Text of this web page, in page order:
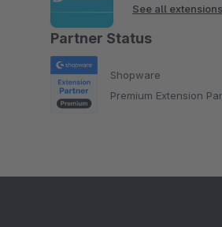
See all extensions
Partner Status
Shopware
Premium Extension